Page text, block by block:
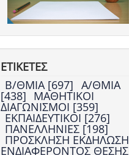
ΕΤΙΚΕΤΕΣ
Β/ΘΜΙΑ [697] Α/ΘΜΙΑ
[438] ΜΑΘΗΤΙΚΟΙ
ΔΙΑΓΩΝΙΣΜΟΙ [359]
ΕΚΠΑΙΔΕΥΤΙΚΟΙ [276]
ΠΑΝΕΛΛΗΝΙΕΣ [198]
ΠΡΟΣΚΛΗΣΗ ΕΚΔΗΛΩΣΗ
ΕΝΔΙΑΦΕΡΟΝΤΟΣ ΘΕΣΗΣ